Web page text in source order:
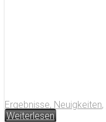
Ergebnisse, Neuigkeiten,
Weiterlesen